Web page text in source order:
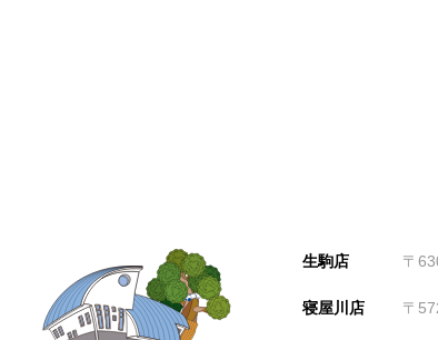
生駒店 〒
寝屋川店 〒